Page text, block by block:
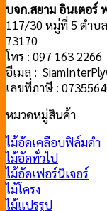
บจก.สยาม อินเตอร์
117/30 หมู่ที่ 5 ตำบ
73170
โทร : 097 163 2266
อีเมล :
เลขที่ภาษี :
หมวดหมู่สินค้า
ไม้อัดเคลือบฟิล์มดำ
ไม้อัดทั่วไป
ไม้อัดเฟอร์นิเจอร์
ไม้โครง
ไม้แปรรูป